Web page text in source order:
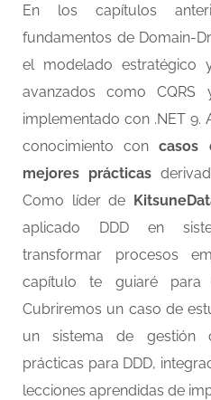
En los capítulos
fundamentos de Domain-
el modelado estratégico
avanzados como
implementado con .NET 9.
conocimiento concasos
mejores prácticas
Como líder de
aplicado DDD en
transformar procesos
capítulo te guiaré
Cubriremos un caso de
un sistema de gestión
prácticas para DDD,
lecciones aprendidas de